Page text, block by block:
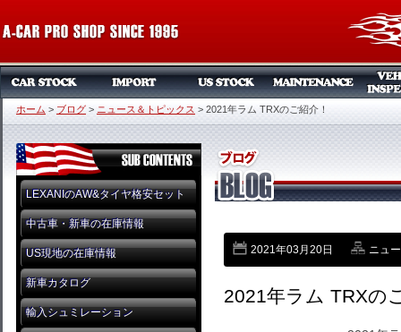
ホーム > ブログ > ニュース＆トピックス > 2021年ラム TRXのご紹介！
LEXANIのAW&タイヤ格安セット
中古車・新車の在庫情報
US現地の在庫情報
新車カタログ
輸入シュミレーション
2021年03月20日 ニュ
2021年ラム TRXの